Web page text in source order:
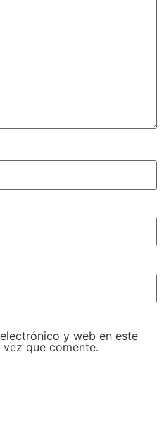
y web en este
que comente.